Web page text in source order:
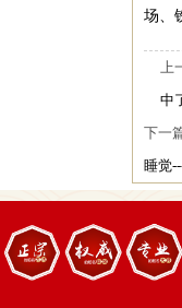
场、
上
中
下一
睡觉